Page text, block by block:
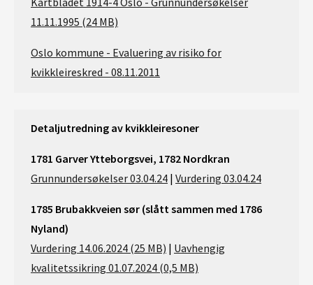
11.11.1995 (24 MB)
Oslo kommune - Evaluering av risiko for
kvikkleireskred - 08.11.2011
Detaljutredning av kvikkleiresoner
1781 Garver Ytteborgsvei, 1782 Nordkran
Grunnundersøkelser 03.04.24 | Vurdering 03.04.24
1785 Brubakkveien sør (slått sammen med 1786
Nyland)
Vurdering 14.06.2024 (25 MB) | Uavhengig
kvalitetssikring 01.07.2024 (0,5 MB)